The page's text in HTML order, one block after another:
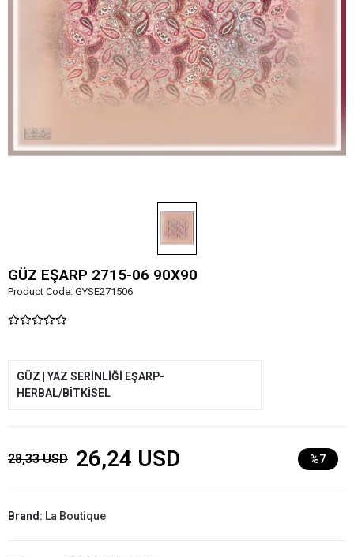
GÜZ EŞARP 2715-06 90X90
Product Code: GYSE271506
GÜZ | YAZ SERİNLİĞİ EŞARP-
HERBAL/BİTKİSEL
28,33 USD 26,24 USD %7
Brand: La Boutique